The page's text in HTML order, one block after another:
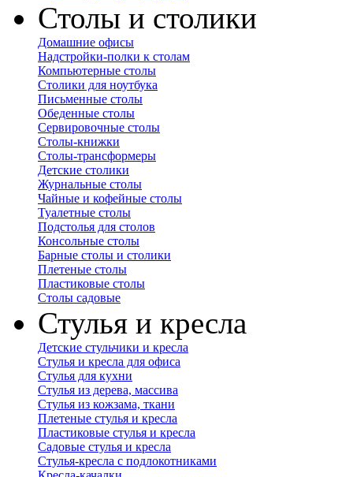
Столы и столики
Домашние офисы
Надстройки-полки к столам
Компьютерные столы
Столики для ноутбука
Письменные столы
Обеденные столы
Сервировочные столы
Столы-книжки
Столы-трансформеры
Детские столики
Журнальные столы
Чайные и кофейные столы
Туалетные столы
Подстолья для столов
Консольные столы
Барные столы и столики
Плетеные столы
Пластиковые столы
Столы садовые
Стулья и кресла
Детские стульчики и кресла
Стулья и кресла для офиса
Стулья для кухни
Стулья из дерева, массива
Стулья из кожзама, ткани
Плетеные стулья и кресла
Пластиковые стулья и кресла
Садовые стулья и кресла
Стулья-кресла с подлокотниками